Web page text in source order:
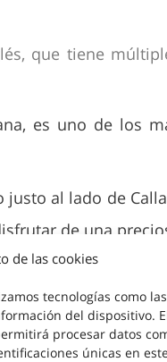
de las cookies
tecnologías como las
del dispositivo.
procesar datos
únicas en este
que tiene
es uno de los
justo al lado de
de una
y justo arriba del